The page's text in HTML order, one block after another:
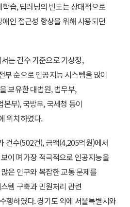
습, 딥러닝의 빈도는 상대적으로
인 접근성 향상을 위해 사용되던
는 건수 기준으로 기상청,
부 순으로 인공지능 시스템을 많이
보유한 대법원, 법무부,
부), 국방부, 국세청 등이
위치하였다.
건수(502건), 금액(4,205억원)에서
이며 가장 적극적으로 인공지능을
은 인구와 복잡한 교통 문제를
템 구축과 민원처리 관련
행하였다. 경기도 외에 서울특별시와